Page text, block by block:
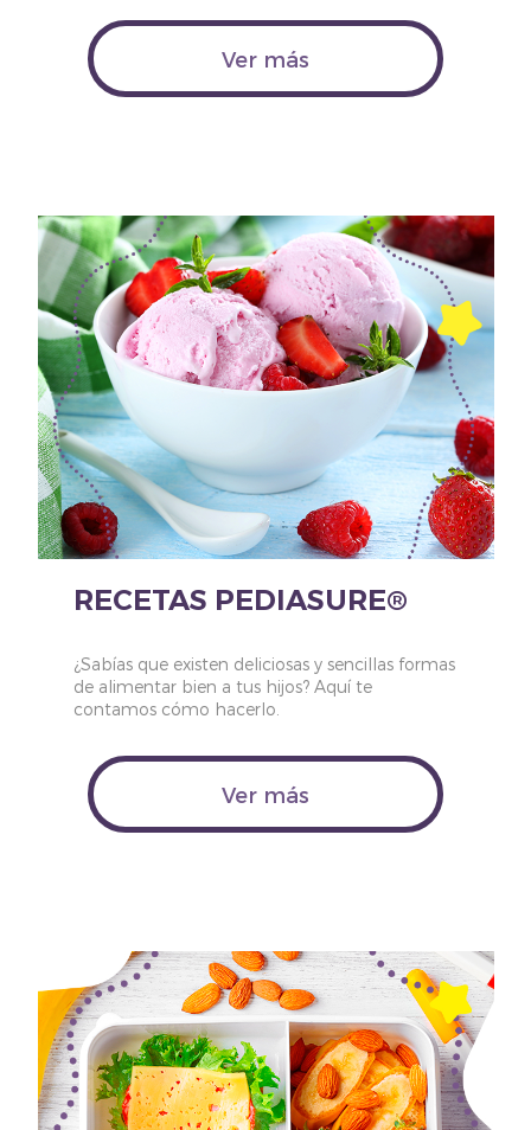
Ver más
RECETAS PEDIASURE®
¿Sabías que existen deliciosas y sencillas formas
de alimentar bien a tus hijos? Aquí te
contamos cómo hacerlo.
Ver más